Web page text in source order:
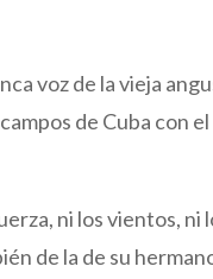
voz de la vieja
de Cuba con el
ni los vientos, ni
de la de su